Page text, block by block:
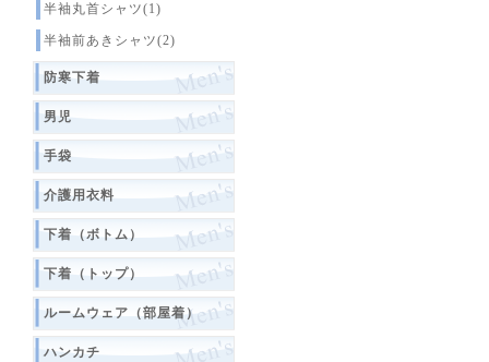
半袖丸首シャツ(1)
半袖前あきシャツ(2)
防寒下着
男児
手袋
介護用衣料
下着（ボトム）
下着（トップ）
ルームウェア（部屋着）
ハンカチ